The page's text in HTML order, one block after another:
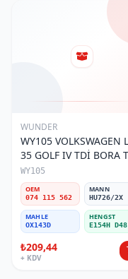
WUNDER
WY105 VOLKSWAGEN
35 GOLF IV TDİ BORA TDİ
074 115 562 Yağ Filtresi
WY105
OEM
074 115 562
MANN
HU726/2X
MAHLE
OX143D
HENGST
E154H D48
₺209,44
+ KDV